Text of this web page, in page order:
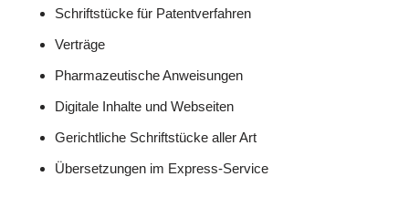
Schriftstücke für Patentverfahren
Verträge
Pharmazeutische Anweisungen
Digitale Inhalte und Webseiten
Gerichtliche Schriftstücke aller Art
Übersetzungen im Express-Service